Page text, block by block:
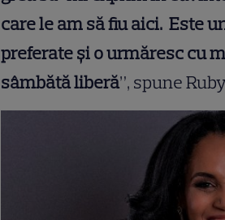
care le am să fiu aici. Este
preferateși o urmăresc cu
sâmbătă liberă”, spune